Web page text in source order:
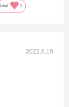
Like! 0
2022.6.10